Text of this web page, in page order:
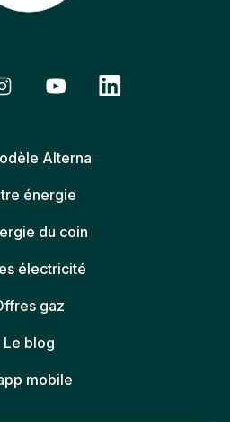
Alterna
énergie
du coin
électricité
gaz
Le blog
mobile